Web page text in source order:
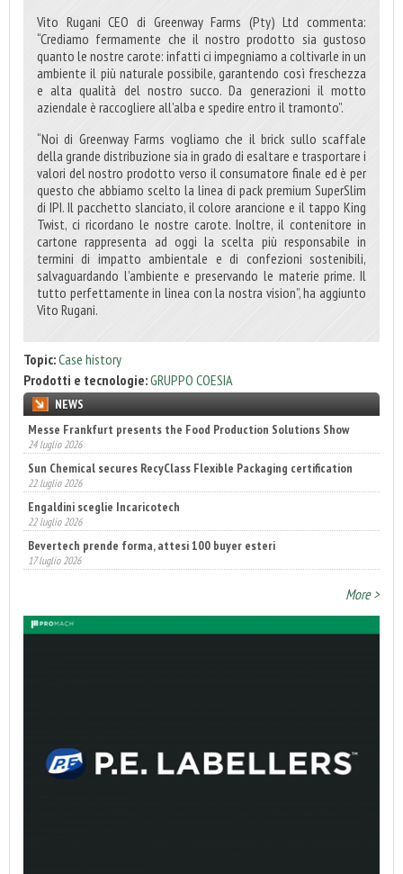
Vito Rugani CEO di Greenway Farms (Pty) Ltd commenta:
“Crediamo fermamente che il nostro prodotto sia gustoso
quanto le nostre carote: infatti ci impegniamo a coltivarle in un
ambiente il più naturale possibile, garantendo così freschezza
e alta qualità del nostro succo. Da generazioni il motto
aziendale è raccogliere all’alba e spedire entro il tramonto”.
“Noi di Greenway Farms vogliamo che il brick sullo scaffale
della grande distribuzione sia in grado di esaltare e trasportare i
valori del nostro prodotto verso il consumatore finale ed è per
questo che abbiamo scelto la linea di pack premium SuperSlim
di IPI. Il pacchetto slanciato, il colore arancione e il tappo King
Twist, ci ricordano le nostre carote. Inoltre, il contenitore in
cartone rappresenta ad oggi la scelta più responsabile in
termini di impatto ambientale e di confezioni sostenibili,
salvaguardando l’ambiente e preservando le materie prime. Il
tutto perfettamente in linea con la nostra vision”, ha aggiunto
Vito Rugani.
Topic:Case history
Prodotti e tecnologie:GRUPPO COESIA
NEWS
Sun Chemical secures RecyClass Flexible Packaging certification
22 luglio 2026
Engaldini sceglie Incaricotech
22 luglio 2026
Bevertech prende forma, attesi 100 buyer esteri
17 luglio 2026
Annunciati i finalisti dei Diamonds Awards 2026 di FTA Europe
14 luglio 2026
More >